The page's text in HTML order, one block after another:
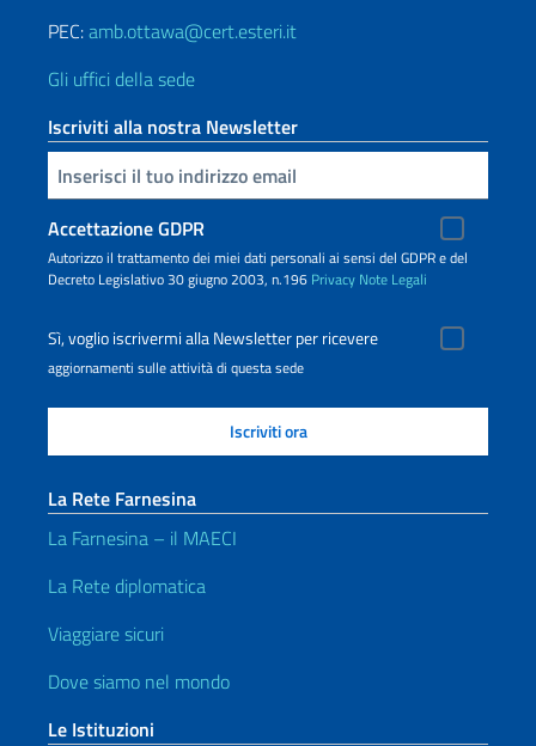
PEC:amb.ottawa@cert.esteri.it
Gli uffici della sede
Iscriviti alla nostra Newsletter
Inserisci la tua email
Accettazione GDPR
Autorizzo il trattamento dei miei dati personali ai sensi del GDPR e del
Decreto Legislativo 30 giugno 2003, n.196 Privacy Note Legali
Sì, voglio iscrivermi alla Newsletter per ricevere
aggiornamenti sulle attività di questa sede
La Rete Farnesina
La Farnesina – il MAECI
La Rete diplomatica
Viaggiare sicuri
Dove siamo nel mondo
Le Istituzioni